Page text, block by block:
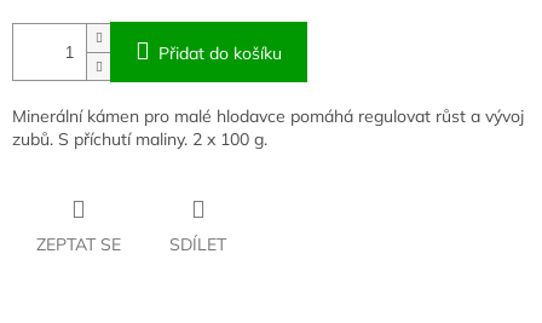
Přidat do košíku
Minerální kámen pro malé hlodavce pomáhá regulovat růst a vývoj
zubů. S příchutí maliny. 2 x 100 g.
ZEPTAT SE SDÍLET